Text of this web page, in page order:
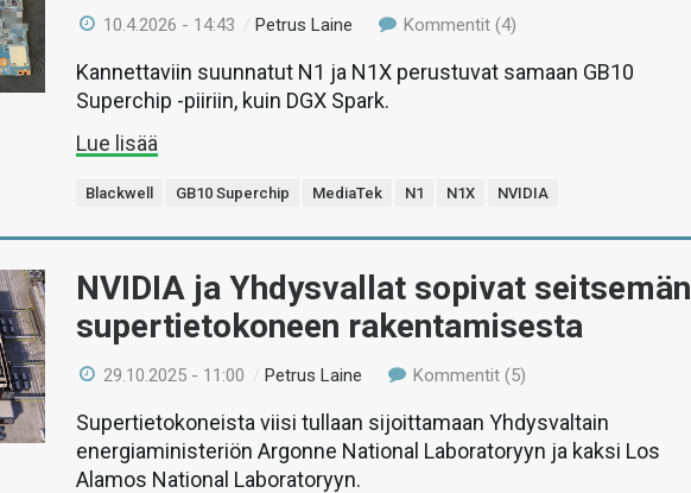
10.4.2026 - 14:43 /Petrus Laine Kommentit (4)
Kannettaviin suunnatut N1 ja N1X perustuvat samaan GB10
Superchip -piiriin, kuin DGX Spark.
Lue lisää
Blackwell GB10 Superchip MediaTek N1 N1X NVIDIA
NVIDIA ja Yhdysvallat sopivat seitsemän
supertietokoneen rakentamisesta
29.10.2025 - 11:00 /Petrus Laine Kommentit (5)
Supertietokoneista viisi tullaan sijoittamaan Yhdysvaltain
energiaministeriön Argonne National Laboratoryyn ja kaksi Los
Alamos National Laboratoryyn.